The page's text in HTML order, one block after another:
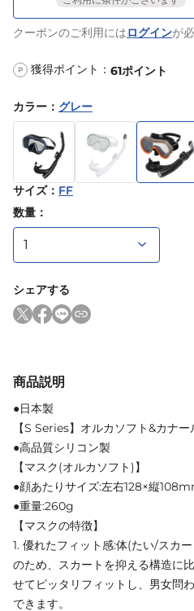
クーポンのご利用にはログインが
P 獲得ポイント： 61ポイント
カラー ： グレー
サイズ： FF
数量：
シェアする
商品説明
●日本製
【S Series】オルカソフト&カナ
●高品質シリコン製
【マスク(オルカソフト)】
●顔あたりサイズ:左右128×縦
●重量:260g
【マスクの特徴】
1. 優れたフィット感:体(たい/スカ
のため、スカートを抑える構造に
せてピッタリフィットし、男女問
できます。